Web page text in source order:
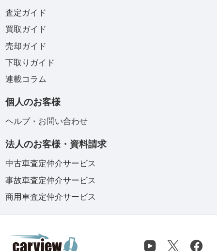
査定ガイド
買取ガイド
売却ガイド
下取りガイド
連載コラム
個人のお客様
ヘルプ・お問い合わせ
法人のお客様・資料請求
中古車査定仲介サービス
事故車査定仲介サービス
商用車査定仲介サービス